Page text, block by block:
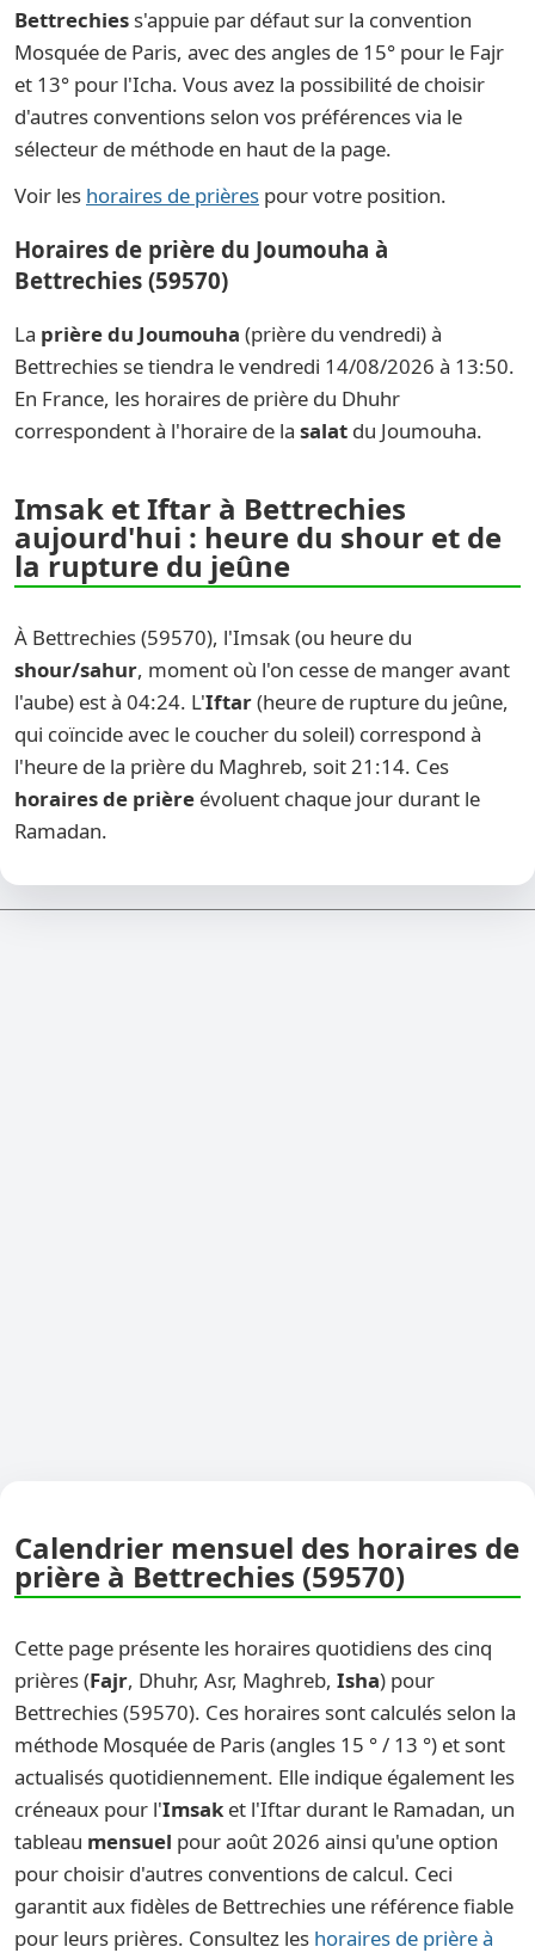
Bettrechies s'appuie par défaut sur la convention
Mosquée de Paris, avec des angles de 15° pour le Fajr
et 13° pour l'Icha. Vous avez la possibilité de choisir
d'autres conventions selon vos préférences via le
sélecteur de méthode en haut de la page.
Voir les horaires de prières pour votre position.
Horaires de prière du Joumouha à
Bettrechies (59570)
La prière du Joumouha (prière du vendredi) à
Bettrechies se tiendra le vendredi 14/08/2026 à 13:50.
En France, les horaires de prière du Dhuhr
correspondent à l'horaire de la salat du Joumouha.
Imsak et Iftar à Bettrechies
aujourd'hui : heure du shour et de
la rupture du jeûne
À Bettrechies (59570), l'Imsak (ou heure du
shour/sahur, moment où l'on cesse de manger avant
l'aube) est à 04:24. L'Iftar(heure de rupture du jeûne,
qui coïncide avec le coucher du soleil) correspond à
l'heure de la prière du Maghreb, soit 21:14. Ces
horaires de prière évoluent chaque jour durant le
Ramadan.
Calendrier mensuel des horaires de
prière à Bettrechies (59570)
Cette page présente les horaires quotidiens des cinq
prières (Fajr, Dhuhr, Asr, Maghreb, Isha) pour
Bettrechies (59570). Ces horaires sont calculés selon la
méthode Mosquée de Paris (angles 15 ° / 13 °) et sont
actualisés quotidiennement. Elle indique également les
créneaux pour l'Imsak et l'Iftar durant le Ramadan, un
tableau mensuel pour août 2026 ainsi qu'une option
pour choisir d'autres conventions de calcul. Ceci
garantit aux fidèles de Bettrechies une référence fiable
pour leurs prières. Consultez les horaires de prière à